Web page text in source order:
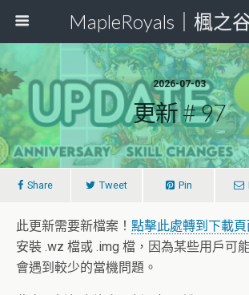
MapleRoyals｜楓之
2026-07-03
更新 # 97
Share Tweet Pin
此更新需要新檔案！ 點擊此處轉到下載
安裝 .wz 檔或 .img 檔，因為某些用戶可
會遇到較少的當機問題。